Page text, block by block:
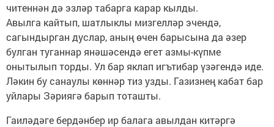
читеннән дә эзләр табарга карар кылды.
Авылга кайтып, шатлыклы мизгелләр эчендә,
сагындырган дуслар, аның өчен барысына да әзер
булган туганнар янәшәсендә егет азмы-күпме
онытылып торды. Ул бар яклап игътибар үзәгендә иде.
Ләкин бу санаулы көннәр тиз узды. Газизнең кабат бар
уйлары Зәриягә барып тоташты.
Гаиләдәге бердәнбер ир балага авылдан китәргә